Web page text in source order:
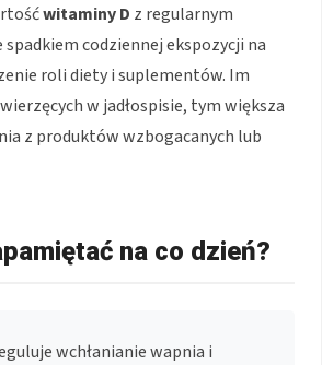
witaminy D z regularnym
spadkiem codziennej ekspozycji na
roli diety i suplementów. Im
w jadłospisie, tym większa
z produktów wzbogacanych lub
na co dzień?
wchłanianie wapnia i